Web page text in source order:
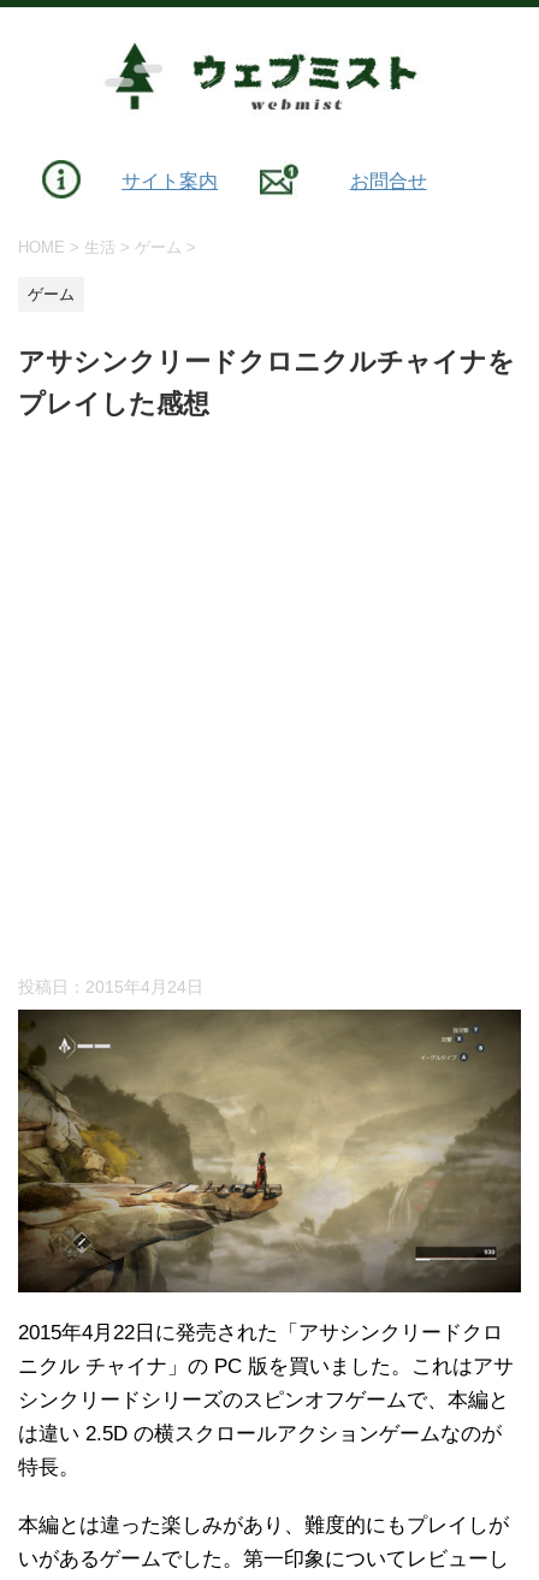
サイト案内 お問合せ
HOME > 生活 > ゲーム >
ゲーム
アサシンクリードクロニクルチャイナを
プレイした感想
投稿日： 2015年4月24日
2015年4月22日に発売された「アサシンクリードクロ
ニクル チャイナ」の PC 版を買いました。これはアサ
シンクリードシリーズのスピンオフゲームで、本編と
は違い 2.5D の横スクロールアクションゲームなのが
特長。
本編とは違った楽しみがあり、難度的にもプレイしが
いがあるゲームでした。第一印象についてレビューし